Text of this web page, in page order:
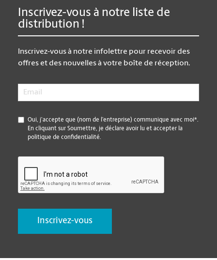
Inscrivez-vous à notre liste de
distribution !
Inscrivez-vous à notre infolettre pour recevoir des
offres et des nouvelles à votre boîte de réception.
Email
*
Oui, j’accepte que (nom de l’entreprise) communique avec moi*.
En cliquant sur Soumettre, je déclare avoir lu et accepter la
politique de confidentialité.